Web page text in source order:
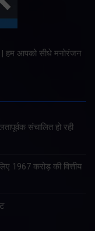
| हम आपको सीधे मनोरंजन
संचालित हो रही
1967 करोड़ की वित्तीय